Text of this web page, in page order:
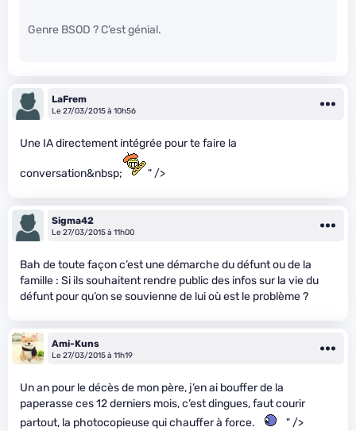
Genre BSOD ? C’est génial.
LaFrem
Le 27/03/2015 à 10h56
Une IA directement intégrée pour te faire la
conversation&nbsp; " />
Sigma42
Le 27/03/2015 à 11h00
Bah de toute façon c’est une démarche du défunt ou de la
famille : Si ils souhaitent rendre public des infos sur la vie du
défunt pour qu’on se souvienne de lui où est le problème ?
Ami-Kuns
Le 27/03/2015 à 11h19
Un an pour le décès de mon père, j’en ai bouffer de la
paperasse ces 12 derniers mois, c’est dingues, faut courir
partout, la photocopieuse qui chauffer à force.
" />